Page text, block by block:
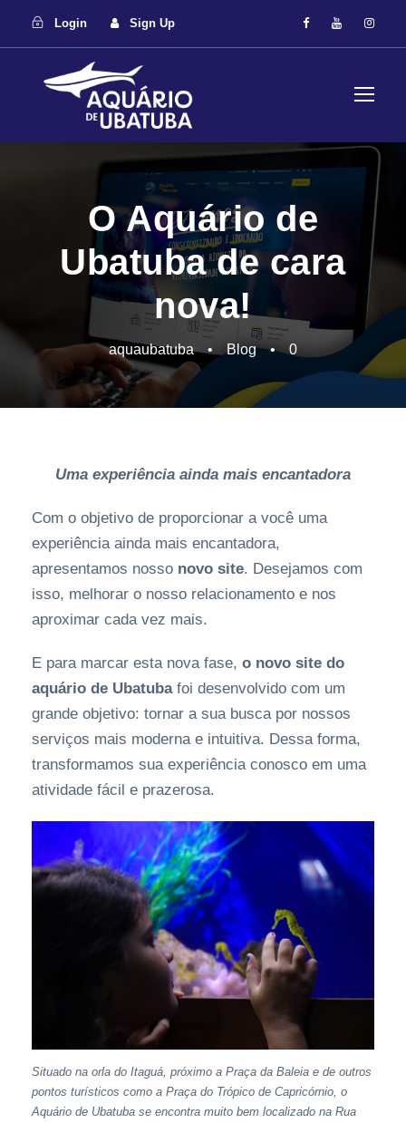
Login Sign Up
O Aquário de
Ubatuba de cara
nova!
aquaubatuba • Blog • 0
Uma experiência ainda mais encantadora
Com o objetivo de proporcionar a você uma
experiência ainda mais encantadora,
apresentamos nosso novo site. Desejamos com
isso, melhorar o nosso relacionamento e nos
aproximar cada vez mais.
E para marcar esta nova fase, o novo site do
aquário de Ubatubafoi desenvolvido com um
grande objetivo: tornar a sua busca por nossos
serviços mais moderna e intuitiva. Dessa forma,
transformamos sua experiência conosco em uma
atividade fácil e prazerosa.
Situado na orla do Itaguá, próximo a Praça da Baleia e de outros
pontos turísticos como a Praça do Trópico de Capricórnio, o
Aquário de Ubatuba se encontra muito bem localizado na Rua